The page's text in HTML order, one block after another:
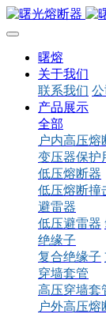
曙熔
关于我们
联系我们
产品展示
全部
户内高压熔
变压器保护
低压熔断器
低压熔断撞
避雷器
低压避雷器
绝缘子
复合绝缘子
穿墙套管
高压穿墙套
户外高压熔